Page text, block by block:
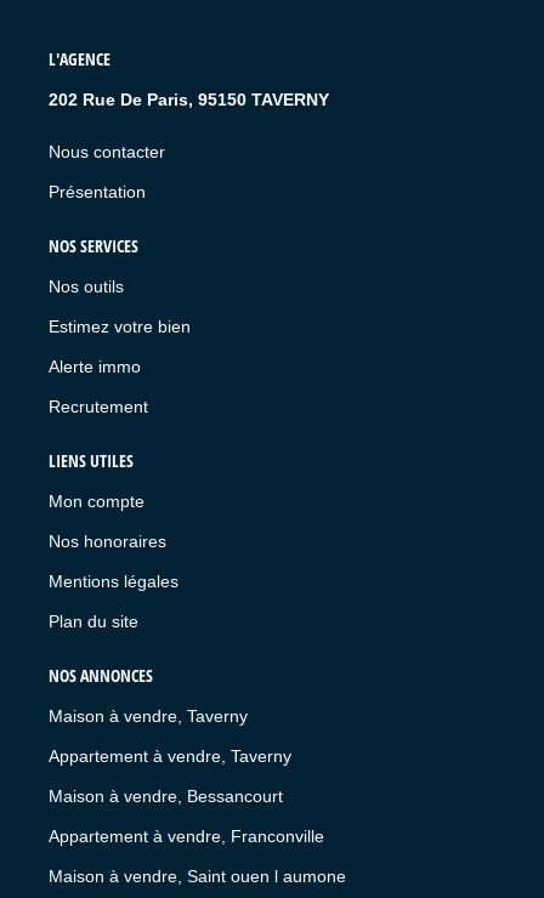
L'AGENCE
202 Rue De Paris, 95150 TAVERNY
Nous contacter
Présentation
NOS SERVICES
Nos outils
Estimez votre bien
Alerte immo
Recrutement
LIENS UTILES
Mon compte
Nos honoraires
Mentions légales
Plan du site
NOS ANNONCES
Maison à vendre, Taverny
Appartement à vendre, Taverny
Maison à vendre, Bessancourt
Appartement à vendre, Franconville
Maison à vendre, Saint ouen l aumone